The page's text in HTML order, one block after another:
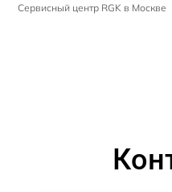
Сервисный центр RGK в Москве